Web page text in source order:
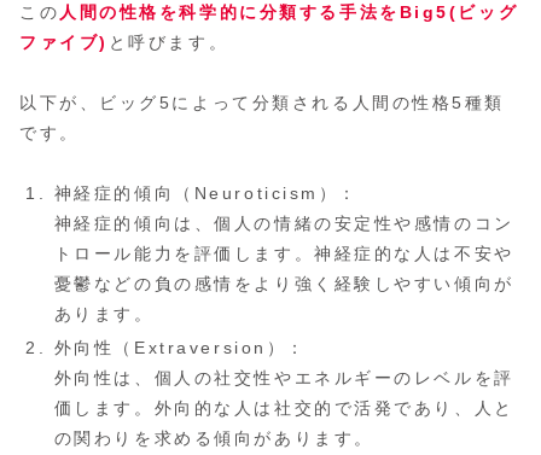
この 人間の性格を科学的に分類する手法をBig5(ビッグ
ファイブ) と呼びます。
以下が、ビッグ5によって分類される人間の性格5種類
です。
神経症的傾向（Neuroticism）：
神経症的傾向は、個人の情緒の安定性や感情のコン
トロール能力を評価します。神経症的な人は不安や
憂鬱などの負の感情をより強く経験しやすい傾向が
あります。
外向性（Extraversion）：
外向性は、個人の社交性やエネルギーのレベルを評
価します。外向的な人は社交的で活発であり、人と
の関わりを求める傾向があります。